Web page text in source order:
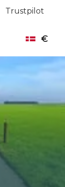
Trustpilot
€